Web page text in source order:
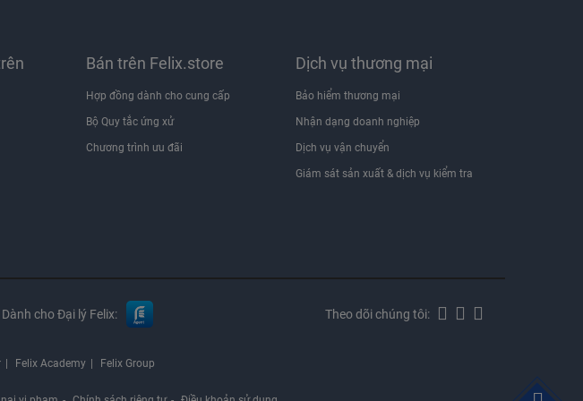
Bán trên Felix.store
Hợp đồng dành cho cung cấp
Bộ Quy tắc ứng xử
Chương trình ưu đãi
Dịch vụ thương mại
Bảo hiểm thương mại
Nhận dạng doanh nghiệp
Dịch vụ vận chuyển
Giám sát sản xuất & dịch vụ kiểm tra
cho Đại lý Felix: Theo dõi chúng tôi:
Felix Academy Felix Group